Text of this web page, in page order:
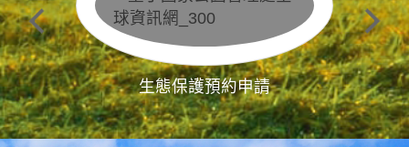
生態保護預約申請